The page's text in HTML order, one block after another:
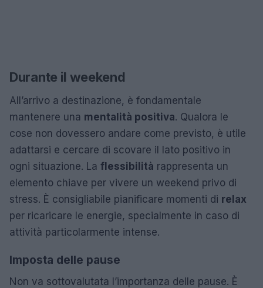
Durante il weekend
All’arrivo a destinazione, è fondamentale
mantenere una mentalità positiva. Qualora le
cose non dovessero andare come previsto, è utile
adattarsi e cercare di scovare il lato positivo in
ogni situazione. La flessibilità rappresenta un
elemento chiave per vivere un weekend privo di
stress. È consigliabile pianificare momenti di relax
per ricaricare le energie, specialmente in caso di
attività particolarmente intense.
Imposta delle pause
Non va sottovalutata l’importanza delle pause. È